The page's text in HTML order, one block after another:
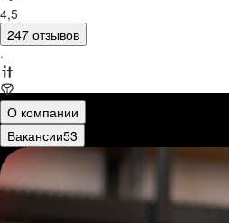
4,5
247 отзывов
·
О компании
Вакансии53